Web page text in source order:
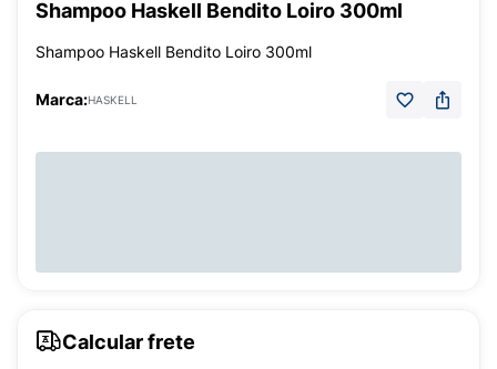
Shampoo Haskell Bendito Loiro 300ml
Shampoo Haskell Bendito Loiro 300ml
Marca:HASKELL
Calcular frete